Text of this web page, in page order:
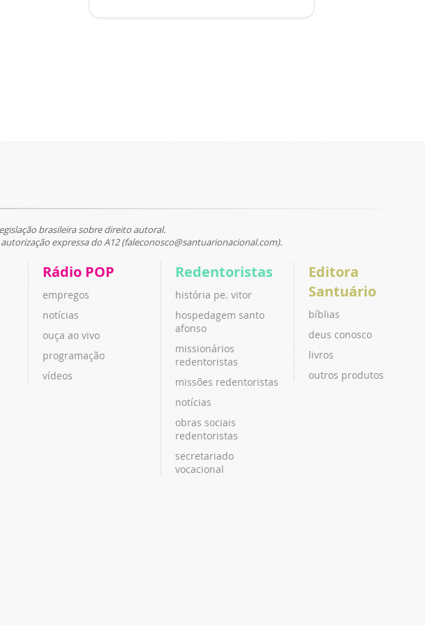
brasileira sobre direito autoral.
expressa do A12 (faleconosco@santuarionacional.com).
Rádio POP
empregos
notícias
ouça ao vivo
programação
vídeos
Redentoristas
história pe. vitor
hospedagem santo
afonso
missionários
redentoristas
missões redentoristas
notícias
obras sociais
redentoristas
secretariado
vocacional
Editora
Santuário
bíblias
deus conosco
livros
outros produtos